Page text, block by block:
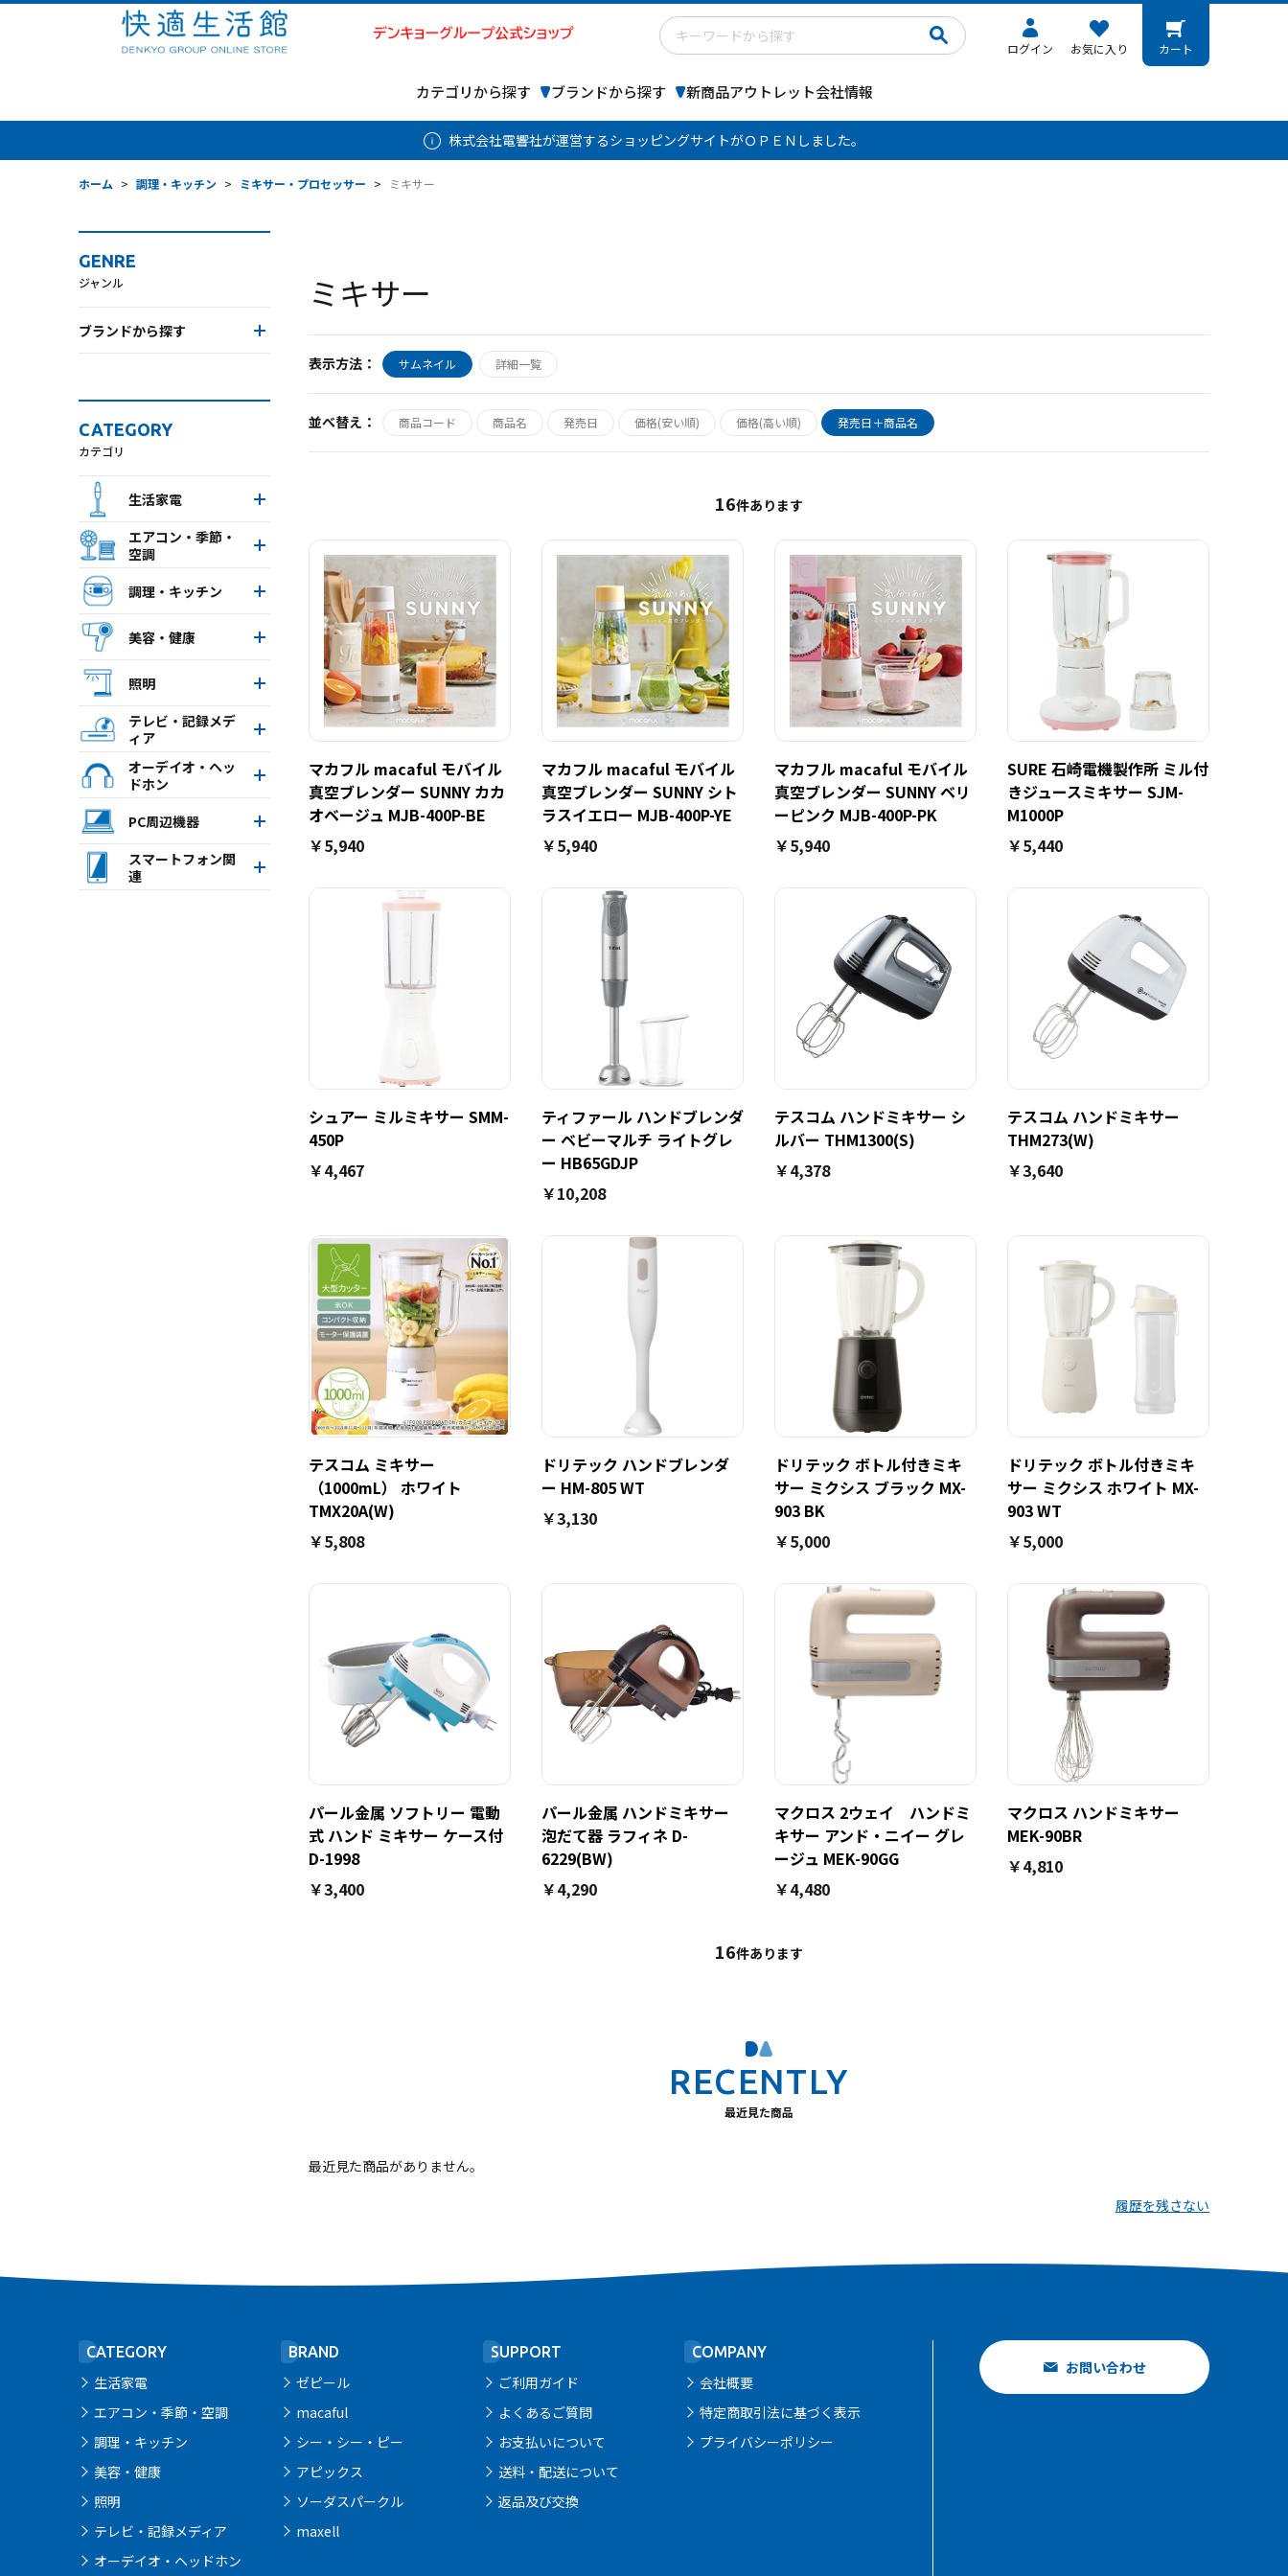
ログイン お気に入り カート
カテゴリから探す ブランドから探す 新商品アウトレット会社情報
株式会社電響社が運営するショッピングサイトがＯＰＥＮしました。
ホーム > 調理・キッチン > ミキサー・プロセッサー > ミキサー
GENRE
ジャンル
ブランドから探す
CATEGORY
カテゴリ
生活家電
エアコン・季節・
空調
調理・キッチン
美容・健康
照明
テレビ・記録メデ
ィア
オーデイオ・ヘッ
ドホン
PC周辺機器
スマートフォン関
連
ミキサー
表示方法： サムネイル 詳細一覧
並べ替え： 商品コード 商品名 発売日 価格(安い順) 価格(高い順) 発売日＋商品名
16件あります
マカフル macaful モバイル
真空ブレンダー SUNNY カカ
オベージュ MJB-400P-BE
￥5,940
マカフル macaful モバイル
真空ブレンダー SUNNY シト
ラスイエロー MJB-400P-YE
￥5,940
マカフル macaful モバイル
真空ブレンダー SUNNY ベリ
ーピンク MJB-400P-PK
￥5,940
SURE 石崎電機製作所 ミル付
きジュースミキサー SJM-
M1000P
￥5,440
シュアー ミルミキサー SMM-
450P
￥4,467
ティファール ハンドブレンダ
ー ベビーマルチ ライトグレ
ー HB65GDJP
￥10,208
テスコム ハンドミキサー シ
ルバー THM1300(S)
￥4,378
テスコム ハンドミキサー
THM273(W)
￥3,640
テスコム ミキサー
（1000mL） ホワイト
TMX20A(W)
￥5,808
ドリテック ハンドブレンダ
ー HM-805 WT
￥3,130
ドリテック ボトル付きミキ
サー ミクシス ブラック MX-
903 BK
￥5,000
ドリテック ボトル付きミキ
サー ミクシス ホワイト MX-
903 WT
￥5,000
パール金属 ソフトリー 電動
式 ハンド ミキサー ケース付
D-1998
￥3,400
パール金属 ハンドミキサー
泡だて器 ラフィネ D-
6229(BW)
￥4,290
マクロス 2ウェイ ハンドミ
キサー アンド・ニイー グレ
ージュ MEK-90GG
￥4,480
マクロス ハンドミキサー
MEK-90BR
￥4,810
16件あります
最近見た商品
最近見た商品がありません。
履歴を残さない
CATEGORY
生活家電
エアコン・季節・空調
調理・キッチン
美容・健康
照明
テレビ・記録メディア
オーデイオ・ヘッドホン
BRAND
ゼピール
macaful
シー・シー・ピー
アピックス
ソーダスパークル
maxell
SUPPORT
ご利用ガイド
よくあるご質問
お支払いについて
送料・配送について
返品及び交換
COMPANY
会社概要
特定商取引法に基づく表示
プライバシーポリシー
お問い合わせ